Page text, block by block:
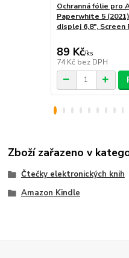
Ochranná fólie pro
Paperwhite 5
displej 6,8",
89 Kč/ks
74 Kč bez DPH
Zboží zařazeno v
Čtečky elektronických knih
Amazon Kindle